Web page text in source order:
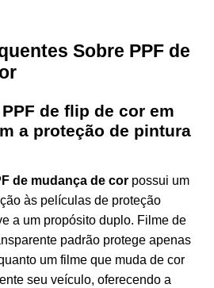
Sobre PPF de
de flip de cor em
a proteção de pintura
de mudança de cor possui um
às películas de proteção
a um propósito duplo. Filme de
padrão protege apenas
um filme que muda de cor
seu veículo, oferecendo a